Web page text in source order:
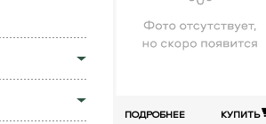
ПОДРОБНЕЕ КУПИТЬ